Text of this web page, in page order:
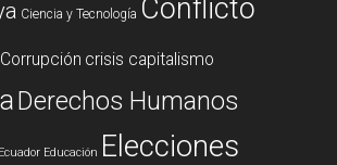
Ciencia y Tecnología Conflicto
Corrupción crisis capitalismo
Derechos Humanos
Ecuador Educación Elecciones